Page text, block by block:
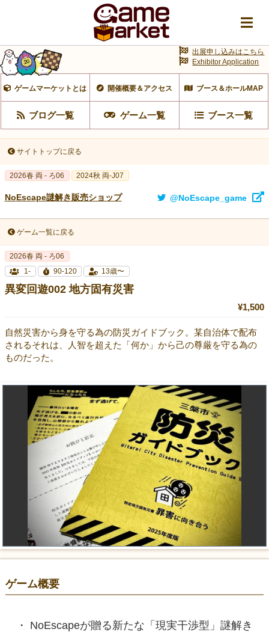
ゲームマーケットとは 開催概要＆アクセス ブース＆ホールMAP
ブログ一覧 ゲーム一覧 ブース一覧
出展申し込みはこちら
Exhibitor Application
サイトトップに戻る
2026春 両 - ろ06 2024秋 両-J07
NoEscape謎解き販売ショップ @NoEscape_game
ゲーム一覧に戻る
2026春 両 - ろ06
1-
90-120 13歳〜
異変回遊002 地方固有災害
¥1,500
自然災害から身を守る為の防災ガイドブック。某自治体で配布
されるそれは、人智を超えた「何か」から己の尊厳を守る為の
ものだった。
ゲーム概要
NoEscapeが贈る新たな「現実干渉型」謎解き